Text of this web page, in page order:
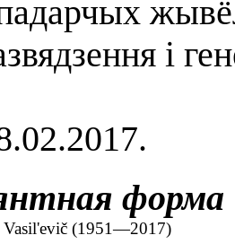
і
форма
(1951—2017)